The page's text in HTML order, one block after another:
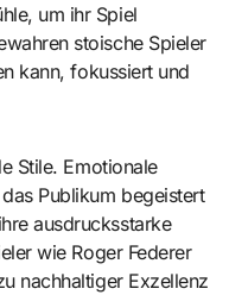
um ihr Spiel
stoische Spieler
kann, fokussiert und
Stile. Emotionale
Publikum begeistert
ausdrucksstarke
wie Roger Federer
nachhaltiger Exzellenz